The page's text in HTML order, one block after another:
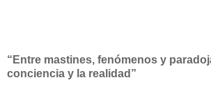
“Entre mastines, fenómenos y
conciencia y la realidad”